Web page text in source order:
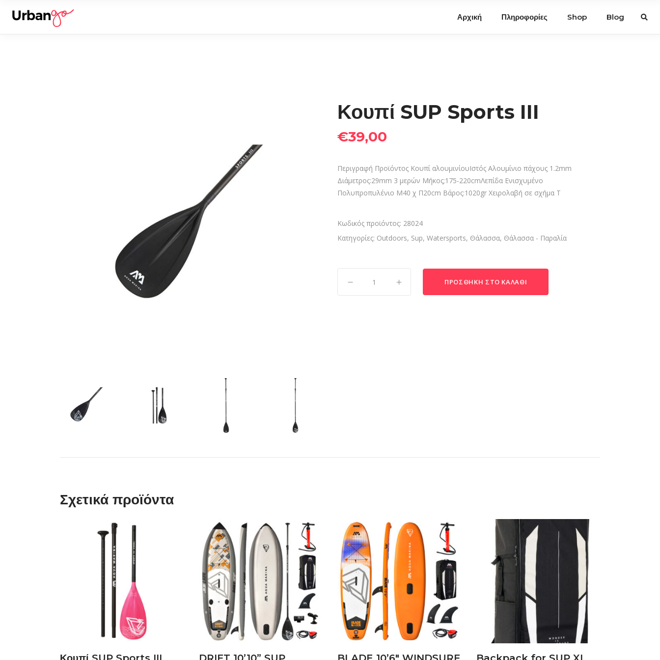
Αρχική Πληροφορίες Shop Blog
Κουπί SUP Sports III
€39,00
Περιγραφή Προϊόντος Κουπί αλουμινίουΙστός Αλουμίνιο πάχους 1.2mm
Διάμετρος:29mm 3 μερών Μήκος;175-220cmΛεπίδα Ενισχυμένο
Πολυπροπυλένιο Μ40 χ Π20cm Βάρος:1020gr Χειρολαβή σε σχήμα Τ
Κωδικός προϊόντος: 28024
Κατηγορίες: Outdoors, Sup, Watersports, Θάλασσα, Θάλασσα - Παραλία
Sports
ΠΡΟΣΘΉΚΗ ΣΤΟ ΚΑΛΆΘΙ
Σχετικά προϊόντα
ΔΙΑΒΆΣΤΕ
ΠΕΡΙΣΣΌΤΕΡΑ
ΠΡΟΣΘΉΚΗ ΣΤΟ
ΚΑΛΆΘΙ
ΠΡΟΣΘΉΚΗ ΣΤΟ
ΚΑΛΆΘΙ
ΠΡΟΣΘΉΚΗ ΣΤΟ
ΚΑΛΆΘΙ